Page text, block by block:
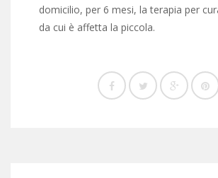
domicilio, per 6 mesi, la terapia per
da cui è affetta la piccola.